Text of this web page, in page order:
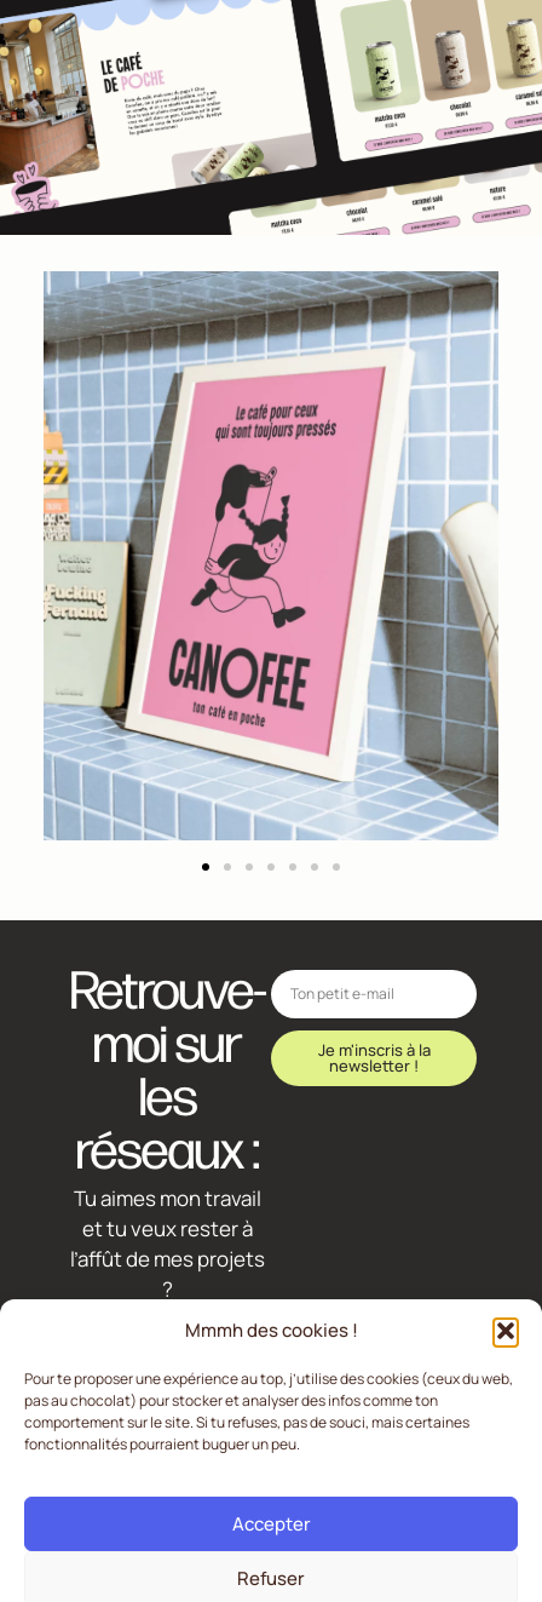
Mmmh des cookies !
Pour te proposer une expérience au top, j’utilise des cookies (ceux du web,
pas au chocolat) pour stocker et analyser des infos comme ton
comportement sur le site. Si tu refuses, pas de souci, mais certaines
fonctionnalités pourraient buguer un peu.
Accepter
Refuser
Retrouve-
moi sur
les
réseaux :
Tu aimes mon travail
et tu veux rester à
l’affût de mes projets
?
Rejoins-moi, je suis
LinkedIn
Instagram
Je m'inscris à la
newsletter !